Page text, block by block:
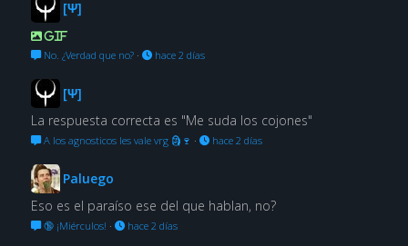
[Ψ]
GIF
No. ¿Verdad que no?· hace 2 días
[Ψ]
La respuesta correcta es "Me suda los cojones"
A los agnosticos les vale vrg 🗿🍷 · hace 2 días
Paluego
Eso es el paraíso ese del que hablan, no?
🔞 ¡Miérculos! · hace 2 días